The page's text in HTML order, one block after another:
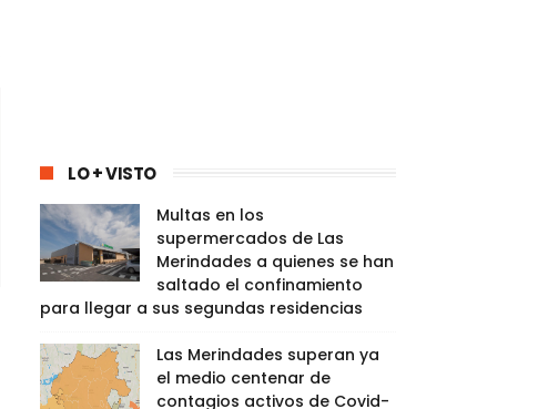
LO + VISTO
Multas en los
supermercados de Las
Merindades a quienes se han
saltado el confinamiento
para llegar a sus segundas residencias
Las Merindades superan ya
el medio centenar de
contagios activos de Covid-